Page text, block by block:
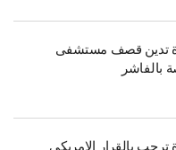
القائد
عبد
مع رئيس دولة
زايد وأبدت
قصف مستشفى
الامريكى